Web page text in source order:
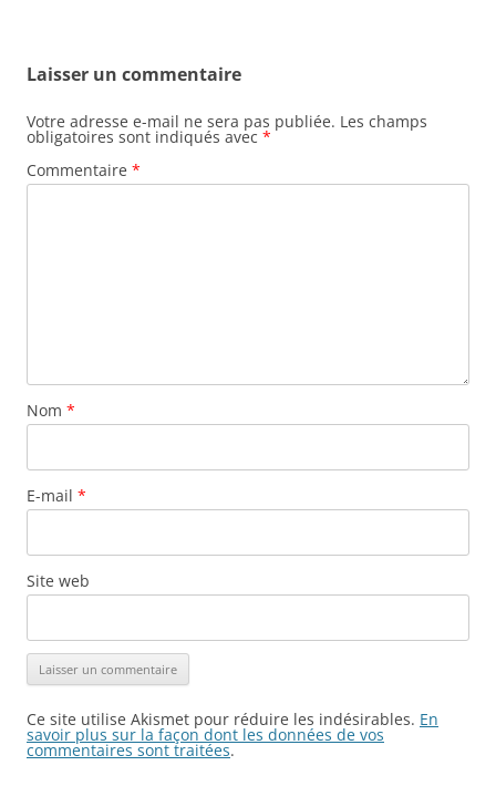
Laisser un commentaire
Votre adresse e-mail ne sera pas publiée. Les champs
obligatoires sont indiqués avec *
Commentaire *
Nom *
E-mail *
Site web
Ce site utilise Akismet pour réduire les indésirables. En
savoir plus sur la façon dont les données de vos
commentaires sont traitées.